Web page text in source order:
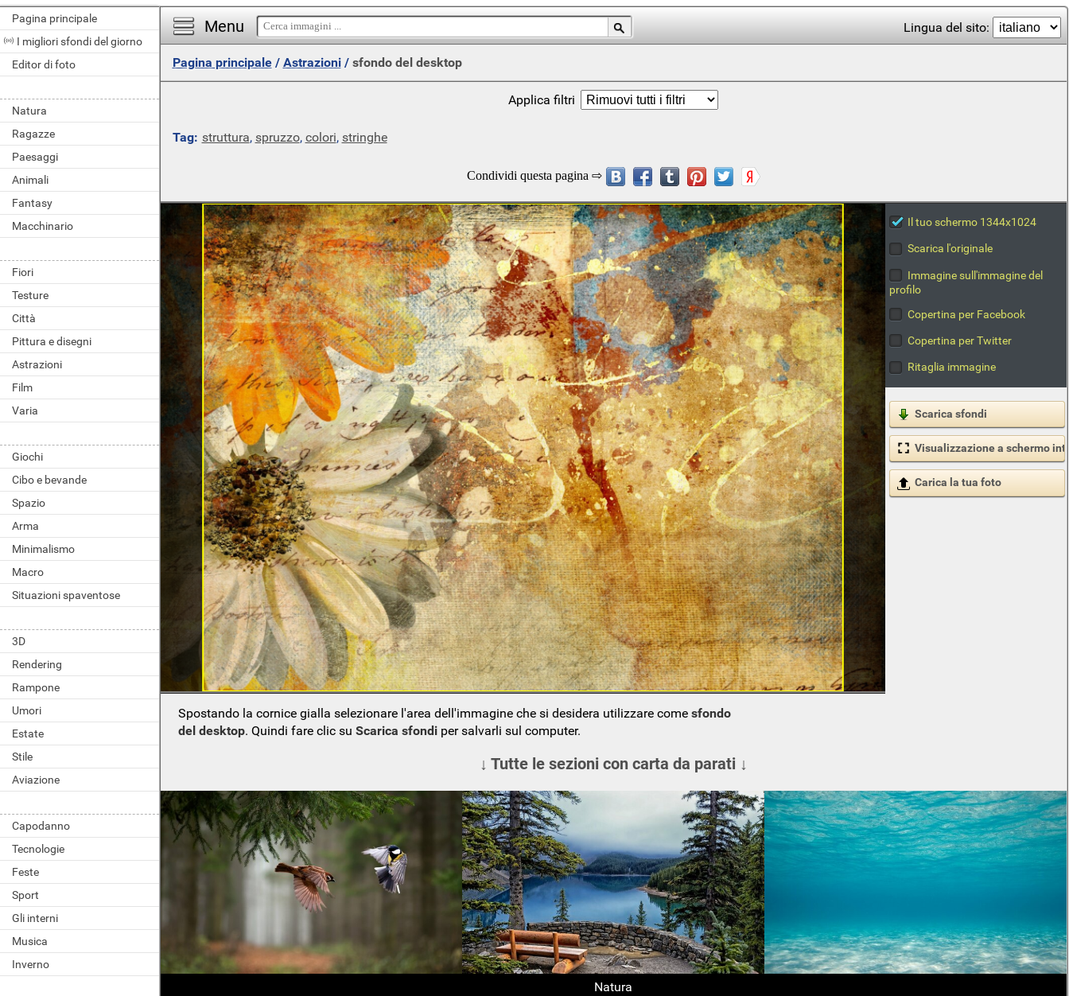
Pagina principale
I migliori sfondi del giorno
Editor di foto
Natura
Ragazze
Paesaggi
Animali
Fantasy
Macchinario
Fiori
Testure
Città
Pittura e disegni
Astrazioni
Film
Varia
Giochi
Cibo e bevande
Spazio
Arma
Minimalismo
Macro
Situazioni spaventose
3D
Rendering
Rampone
Umori
Estate
Stile
Aviazione
Capodanno
Tecnologie
Feste
Sport
Gli interni
Musica
Inverno
Menu Lingua del sito:
Pagina principale/ Astrazioni/ sfondo del desktop
Applica filtri
Tag: struttura, spruzzo, colori, stringhe
Il tuo schermo 1344x1024
Scarica l'originale
Immagine sull'immagine del
profilo
Copertina per Facebook
Copertina per Twitter
Ritaglia immagine
Scarica sfondi
Visualizzazione a schermo
Carica la tua foto
Spostando la cornice gialla selezionare l'area dell'immagine che si desidera utilizzare comesfondo
del desktop. Quindi fare clic suScarica sfondi per salvarli sul computer.
↓ Tutte le sezioni con carta da parati ↓
Natura